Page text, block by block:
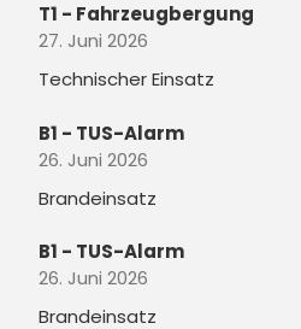
T1 - Fahrzeugbergung
27. Juni 2026
Technischer Einsatz
B1 - TUS-Alarm
26. Juni 2026
Brandeinsatz
B1 - TUS-Alarm
26. Juni 2026
Brandeinsatz